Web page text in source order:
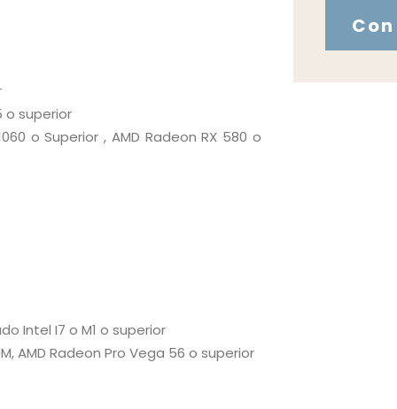
o superior
o Superior , AMD Radeon RX 580 o
Intel I7 o M1 o superior
AMD Radeon Pro Vega 56 o superior